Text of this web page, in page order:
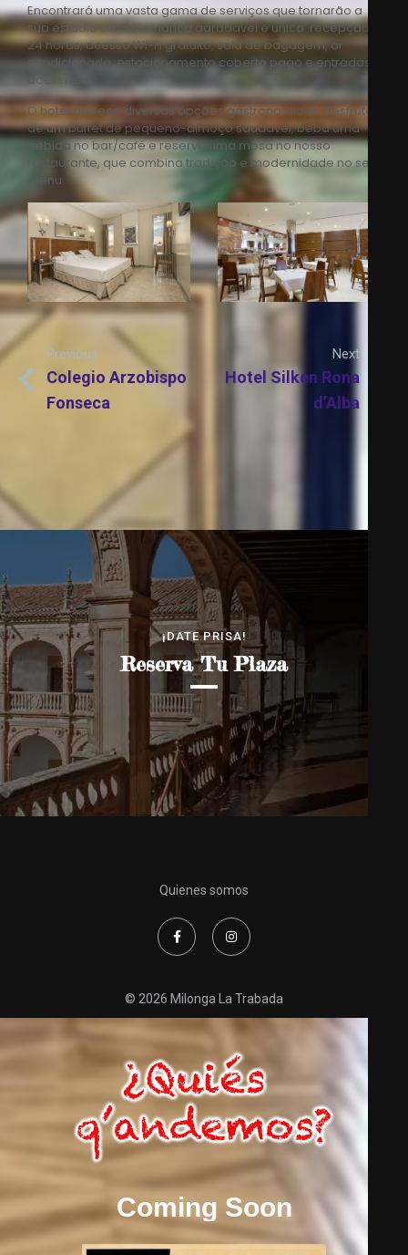
Encontrará uma vasta gama de serviços que tornarão a
sua estadia em Salamanca agradável e única: recepção
24 horas, acesso Wi-Fi gratuito, sala de bagagem, ar
condicionado, estacionamento coberto pago e entradas
acessíveis.
O hotel oferece diversas opções gastronómicas. Desfrute
de um buffet de pequeno-almoço saudável, beba uma
bebida no bar/café e reserve uma mesa no nosso
restaurante, que combina tradição e modernidade no seu
menu.
Previous
Colegio Arzobispo
Fonseca
Next
Hotel Silken Rona
d’Alba
¡DATE PRISA!
Reserva Tu Plaza
Quienes somos
© 2026 Milonga La Trabada
Coming Soon